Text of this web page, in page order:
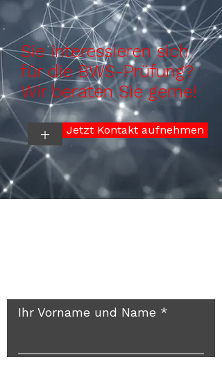
Sie interessieren sich
für die BWS-Prüfung?
Wir beraten Sie gerne!
+ Jetzt Kontakt aufnehmen
Ihr Vorname und Name